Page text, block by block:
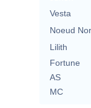
Vesta
Noeud
Lilith
Fortune
AS
MC